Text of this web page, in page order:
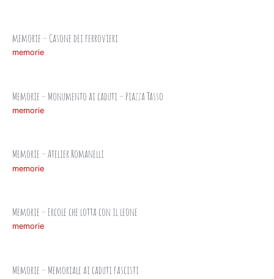
memorie – Casone dei ferrovieri
memorie
Memorie – Monumento ai caduti – Piazza Tasso
memorie
Memorie – Atelier Romanelli
memorie
Memorie – Ercole che lotta con il leone
memorie
Memorie – Memoriale ai caduti fascisti